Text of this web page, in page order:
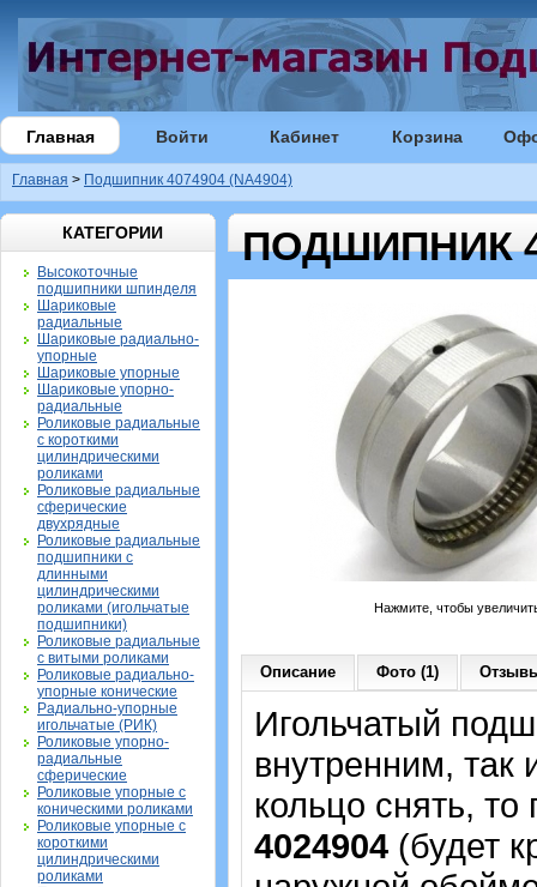
Главная Войти Кабинет Корзина
Главная > Подшипник 4074904 (NA4904)
КАТЕГОРИИ
Высокоточные
подшипники шпинделя
Шариковые
радиальные
Шариковые радиально-
упорные
Шариковые упорные
Шариковые упорно-
радиальные
Роликовые радиальные
с короткими
цилиндрическими
роликами
Роликовые радиальные
сферические
двухрядные
Роликовые радиальные
подшипники с
длинными
цилиндрическими
роликами (игольчатые
подшипники)
Роликовые радиальные
с витыми роликами
Роликовые радиально-
упорные конические
Радиально-упорные
игольчатые (РИК)
Роликовые упорно-
радиальные
сферические
Роликовые упорные с
коническими роликами
Роликовые упорные с
короткими
цилиндрическими
роликами
ПОДШИПНИК
Нажмите, чтобы
Описание Фото (1)
Игольчатый
внутренним,
кольцо снять,
4024904 (будет